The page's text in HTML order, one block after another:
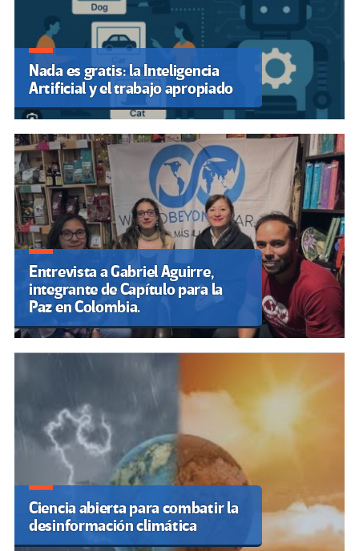
Nada es gratis: la Inteligencia
Artificial y el trabajo apropiado
Entrevista a Gabriel Aguirre,
integrante de Capítulo para la
Paz en Colombia.
Ciencia abierta para combatir la
desinformación climática